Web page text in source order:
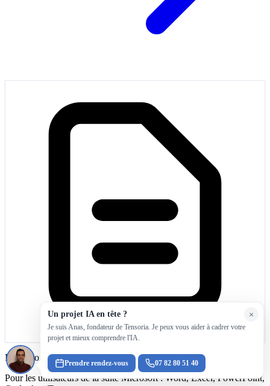
Formation Copilot Microsoft 365
Pour les utilisateurs de la suite Microsoft : Word, Excel, PowerPoint,
×
Un projet IA en tête ?
Je suis Anas, fondateur de Tensoria. Je peux vous aider à cadrer votre
projet et mieux comprendre l'IA.
Prendre rendez-vous 07 82 80 51 40